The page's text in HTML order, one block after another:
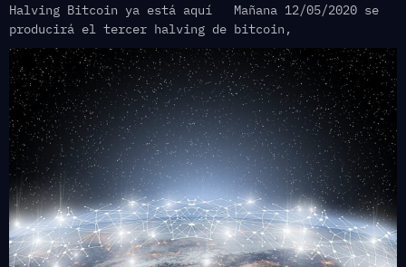
Halving Bitcoin ya está aquí Mañana 12/05/2020 se
producirá el tercer halving de bitcoin,